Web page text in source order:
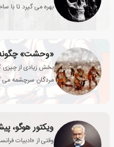
بهره می گیرد تا با
«وحشت»
بخش زیادی از چیزی
مردگان سرچشمه می
ویکتور هوگو،
وقتی از «ادبیات